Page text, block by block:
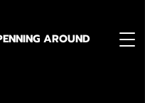
AROUND